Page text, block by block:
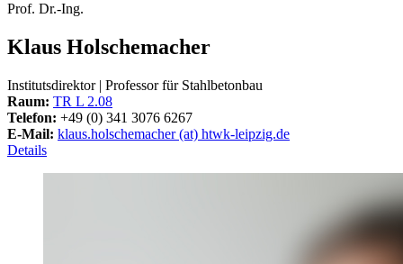
Prof. Dr.-Ing.
Klaus Holschemacher
Institutsdirektor | Professor für Stahlbetonbau
Raum: TR L 2.08
Telefon: +49 (0) 341 3076 6267
E-Mail: klaus.holschemacher (at) htwk-leipzig.de
Details